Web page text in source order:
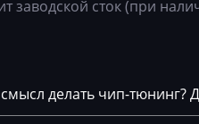
Bosch ME(D)7.1.x
заводской сток (при
делать чип-тюнинг?